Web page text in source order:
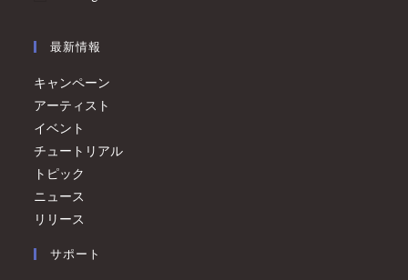
最新情報
キャンペーン
アーティスト
イベント
チュートリアル
トピック
ニュース
リリース
サポート